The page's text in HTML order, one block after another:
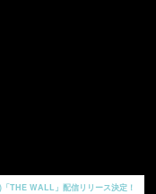
THE WALL」配信リリース決定！